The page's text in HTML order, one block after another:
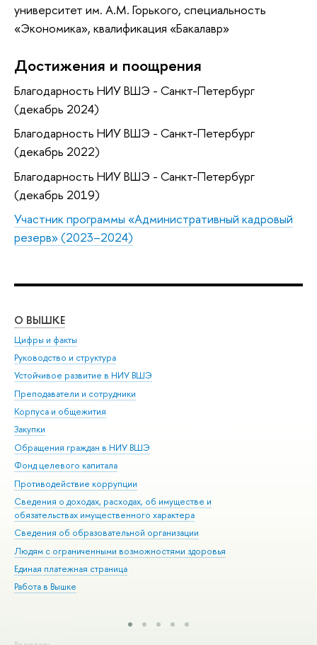
университет им. А.М. Горького, специальность
«Экономика», квалификация «Бакалавр»
Достижения и поощрения
Благодарность НИУ ВШЭ - Санкт-Петербург
(декабрь 2024)
Благодарность НИУ ВШЭ - Санкт-Петербург
(декабрь 2022)
Благодарность НИУ ВШЭ - Санкт-Петербург
(декабрь 2019)
Участник программы «Административный кадровый
резерв» (2023–2024)
О ВЫШКЕ
Цифры и факты
Руководство и структура
Устойчивое развитие в НИУ ВШЭ
Преподаватели и сотрудники
Корпуса и общежития
Закупки
Обращения граждан в НИУ ВШЭ
Фонд целевого капитала
Противодействие коррупции
Сведения о доходах, расходах, об имуществе и
обязательствах имущественного характера
Сведения об образовательной организации
Людям с ограниченными возможностями здоровья
Единая платежная страница
Работа в Вышке